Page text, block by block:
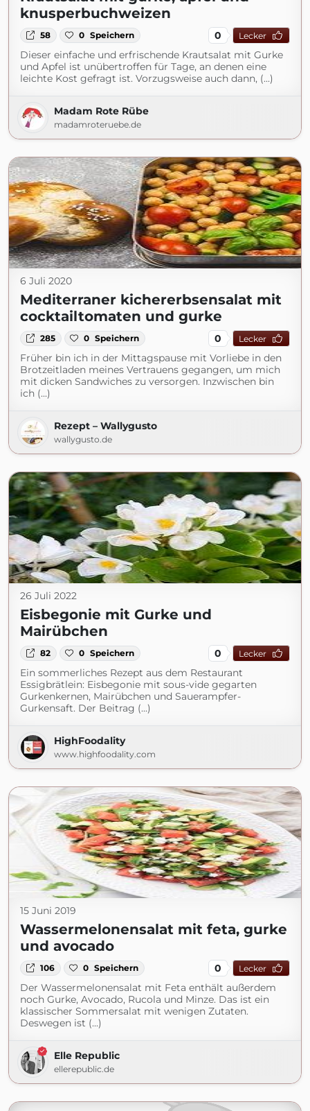
knusperbuchweizen
58 0 Speichern 0 Lecker
Dieser einfache und erfrischende Krautsalat mit Gurke
und Apfel ist unübertroffen für Tage, an denen eine
leichte Kost gefragt ist. Vorzugsweise auch dann, (...)
Madam Rote Rübe
madamroteruebe.de
6 Juli 2020
Mediterraner kichererbsensalat mit
cocktailtomaten und gurke
285 0 Speichern 0 Lecker
Früher bin ich in der Mittagspause mit Vorliebe in den
Brotzeitladen meines Vertrauens gegangen, um mich
mit dicken Sandwiches zu versorgen. Inzwischen bin
ich (...)
Rezept – Wallygusto
wallygusto.de
26 Juli 2022
Eisbegonie mit Gurke und
Mairübchen
82 0 Speichern 0 Lecker
Ein sommerliches Rezept aus dem Restaurant
Essigbrätlein: Eisbegonie mit sous-vide gegarten
Gurkenkernen, Mairübchen und Sauerampfer-
Gurkensaft. Der Beitrag (...)
HighFoodality
www.highfoodality.com
15 Juni 2019
Wassermelonensalat mit feta, gurke
und avocado
106 0 Speichern 0 Lecker
Der Wassermelonensalat mit Feta enthält außerdem
noch Gurke, Avocado, Rucola und Minze. Das ist ein
klassischer Sommersalat mit wenigen Zutaten.
Deswegen ist (...)
Elle Republic
ellerepublic.de